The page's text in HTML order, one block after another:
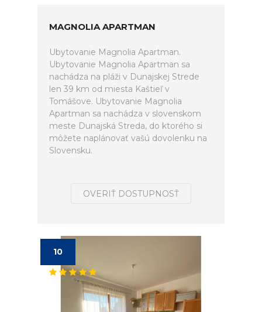
MAGNOLIA APARTMAN
Ubytovanie Magnolia Apartman.
Ubytovanie Magnolia Apartman sa
nachádza na pláži v Dunajskej Strede
len 39 km od miesta Kaštieľ v
Tomášove. Ubytovanie Magnolia
Apartman sa nachádza v slovenskom
meste Dunajská Streda, do ktorého si
môžete naplánovať vašú dovolenku na
Slovensku.
OVERIŤ DOSTUPNOSŤ
10